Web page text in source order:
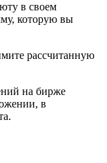
в своем
которую вы
рассчитанную
на бирже
в